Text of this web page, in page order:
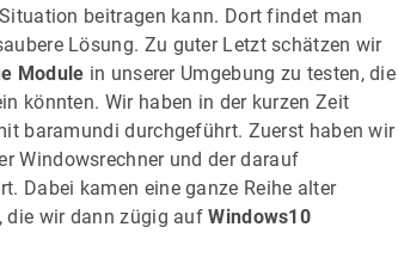
beitragen kann. Dort findet man
Lösung. Zu guter Letzt schätzen wir
Module in unserer Umgebung zu testen, die
könnten. Wir haben in der kurzen Zeit
baramundi durchgeführt. Zuerst haben wir
Windowsrechner und der darauf
Dabei kamen eine ganze Reihe alter
die wir dann zügig aufWindows10